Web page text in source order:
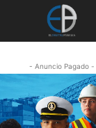
- Anuncio Pagado -